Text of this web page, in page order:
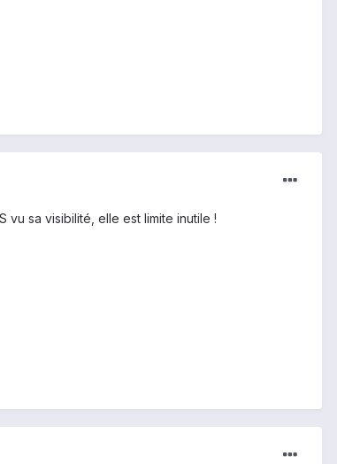
vu sa visibilité, elle est limite inutile !